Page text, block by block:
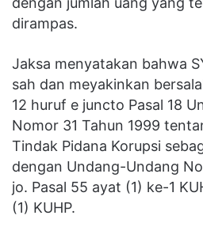
dirampas.
Jaksa menyatakan bahwa
sah dan meyakinkan
12 huruf e juncto Pasal 18
Nomor 31 Tahun 1999
Tindak Pidana Korupsi
dengan Undang-Undang
jo. Pasal 55 ayat (1) ke-1
(1) KUHP.